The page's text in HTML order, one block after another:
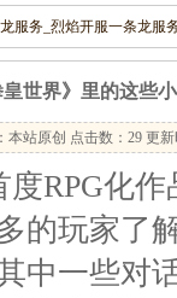
服务_烈焰开服一条龙服
世界》里的这些
本站原创 点击数： 29 更新
RPG化作
的玩家了
中一些对